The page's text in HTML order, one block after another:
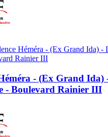
- (Ex Grand Ida)
- Boulevard Rainier III